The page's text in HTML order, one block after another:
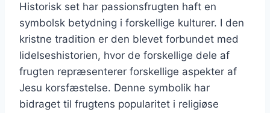
Historisk set har passionsfrugten haft en
symbolsk betydning i forskellige kulturer. I den
kristne tradition er den blevet forbundet med
lidelseshistorien, hvor de forskellige dele af
frugten repræsenterer forskellige aspekter af
Jesu korsfæstelse. Denne symbolik har
bidraget til frugtens popularitet i religiøse